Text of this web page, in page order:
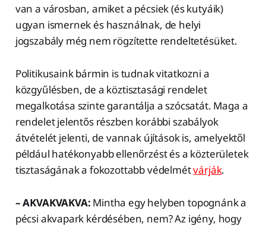
van a városban, amiket a pécsiek (és kutyáik)
ugyan ismernek és használnak, de helyi
jogszabály még nem rögzítette rendeltetésüket.
Politikusaink bármin is tudnak vitatkozni a
közgyűlésben, de a köztisztasági rendelet
megalkotása szinte garantálja a szócsatát. Maga a
rendelet jelentős részben korábbi szabályok
átvételét jelenti, de vannak újítások is, amelyektől
például hatékonyabb ellenőrzést és a közterületek
tisztaságának a fokozottabb védelmétvárják.
– AKVAKVAKVA: Mintha egy helyben topognánk a
pécsi akvapark kérdésében, nem? Az igény, hogy